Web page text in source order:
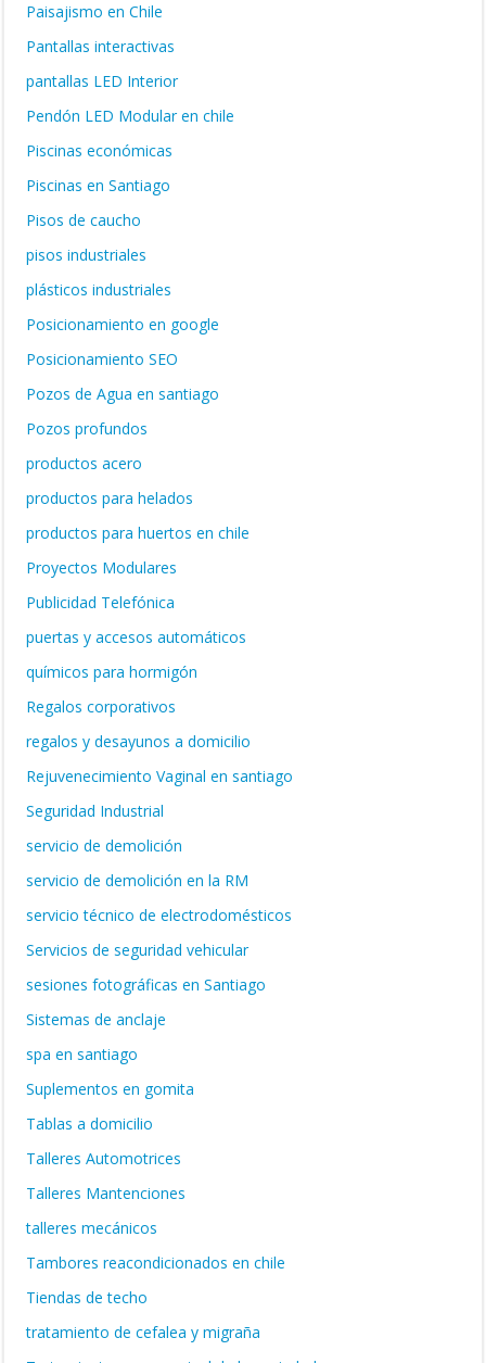
Paisajismo en Chile
Pantallas interactivas
pantallas LED Interior
Pendón LED Modular en chile
Piscinas económicas
Piscinas en Santiago
Pisos de caucho
pisos industriales
plásticos industriales
Posicionamiento en google
Posicionamiento SEO
Pozos de Agua en santiago
Pozos profundos
productos acero
productos para helados
productos para huertos en chile
Proyectos Modulares
Publicidad Telefónica
puertas y accesos automáticos
químicos para hormigón
Regalos corporativos
regalos y desayunos a domicilio
Rejuvenecimiento Vaginal en santiago
Seguridad Industrial
servicio de demolición
servicio de demolición en la RM
servicio técnico de electrodomésticos
Servicios de seguridad vehicular
sesiones fotográficas en Santiago
Sistemas de anclaje
spa en santiago
Suplementos en gomita
Tablas a domicilio
Talleres Automotrices
Talleres Mantenciones
talleres mecánicos
Tambores reacondicionados en chile
Tiendas de techo
tratamiento de cefalea y migraña